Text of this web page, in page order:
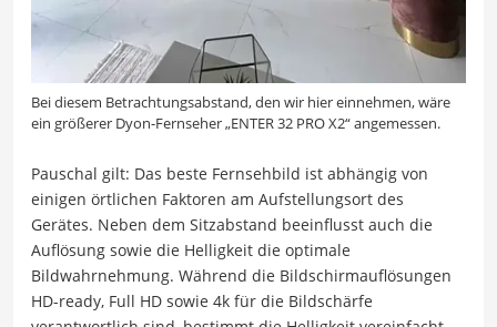
Bei diesem Betrachtungsabstand, den wir hier einnehmen, wäre
ein größerer Dyon-Fernseher „ENTER 32 PRO X2“ angemessen.
Pauschal gilt: Das beste Fernsehbild ist abhängig von
einigen örtlichen Faktoren am Aufstellungsort des
Gerätes. Neben dem Sitzabstand beeinflusst auch die
Auflösung sowie die Helligkeit die optimale
Bildwahrnehmung. Während die Bildschirmauflösungen
HD-ready, Full HD sowie 4k für die Bildschärfe